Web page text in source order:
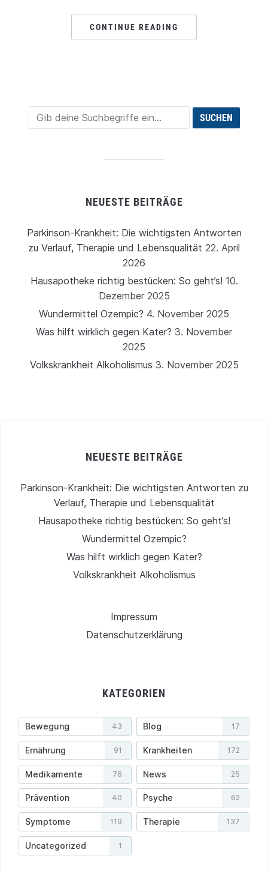
CONTINUE READING
NEUESTE BEITRÄGE
Parkinson-Krankheit: Die wichtigsten Antworten
zu Verlauf, Therapie und Lebensqualität 22. April
2026
Hausapotheke richtig bestücken: So geht’s! 10.
Dezember 2025
Wundermittel Ozempic? 4. November 2025
Was hilft wirklich gegen Kater? 3. November
2025
Volkskrankheit Alkoholismus 3. November 2025
NEUESTE BEITRÄGE
Parkinson-Krankheit: Die wichtigsten Antworten zu
Verlauf, Therapie und Lebensqualität
Hausapotheke richtig bestücken: So geht’s!
Wundermittel Ozempic?
Was hilft wirklich gegen Kater?
Volkskrankheit Alkoholismus
Impressum
Datenschutzerklärung
KATEGORIEN
Bewegung 43 Blog 17
Ernährung 91 Krankheiten 172
Medikamente 76 News 25
Prävention 40 Psyche 62
Symptome 119 Therapie 137
Uncategorized 1